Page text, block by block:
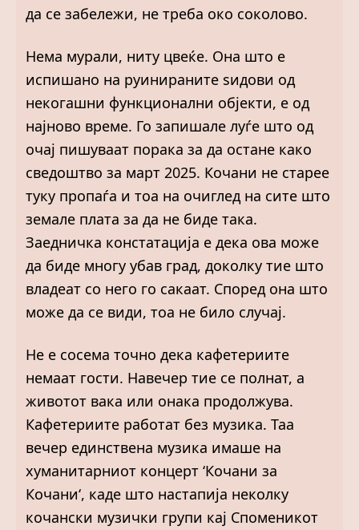
да се забележи, не треба око соколово.
Нема мурали, ниту цвеќе. Она што е
испишано на руинираните ѕидови од
некогашни функционални објекти, е од
најново време. Го запишале луѓе што од
очај пишуваат порака за да остане како
сведоштво за март 2025. Кочани не старее
туку пропаѓа и тоа на очиглед на сите што
земале плата за да не биде така.
Заедничка констатација е дека ова може
да биде многу убав град, доколку тие што
владеат со него го сакаат. Според она што
може да се види, тоа не било случај.
Не е сосема точно дека кафетериите
немаат гости. Навечер тие се полнат, а
животот вака или онака продолжува.
Кафетериите работат без музика. Таа
вечер единствена музика имаше на
хуманитарниот концерт ‘Кочани за
Кочани‘, каде што настапија неколку
кочански музички групи кај Споменикот